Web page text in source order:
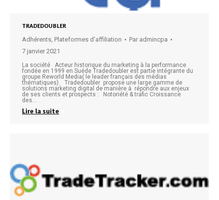
TRADEDOUBLER
Adhérents, Plateformes d’affiliation Par admincpa
7 janvier 2021
La société Acteur historique du marketing à la performance
fondée en 1999 en Suéde Tradedoubler est partie intégrante du
groupe Reworld Media( le leader français des médias
thématiques). Tradedoubler propose une large gamme de
solutions marketing digital de manière à répondre aux enjeux
de ses clients et prospects : Notoriété & trafic Croissance
des…
Lire la suite